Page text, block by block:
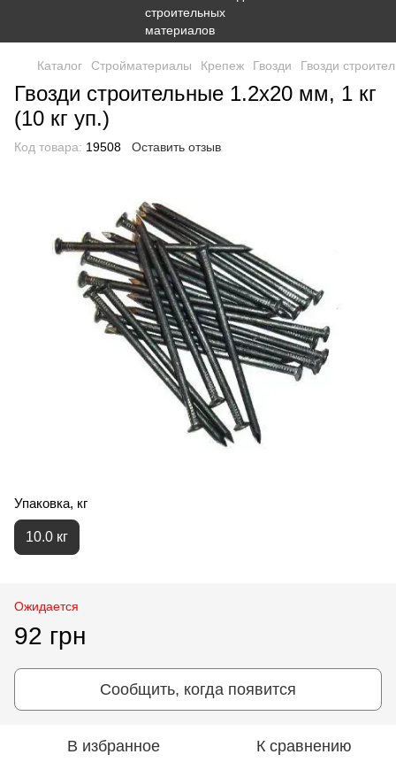
Каталог Стройматериалы Крепеж Гвозди Гвозди
Гвозди строительные 1.2х20 мм, 1 кг
(10 кг уп.)
Код товара: 19508 Оставить отзыв
Упаковка, кг
10.0 кг
Ожидается
92 грн
Сообщить, когда появится
В избранное К сравнению